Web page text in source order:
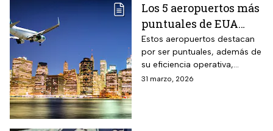
Los 5 aeropuertos más
puntuales de EUA
para viajar en Semana
Santa
Estos aeropuertos destacan
por ser puntuales, además de
su eficiencia operativa,
gestión del flujo de pasajeros
31 marzo, 2026